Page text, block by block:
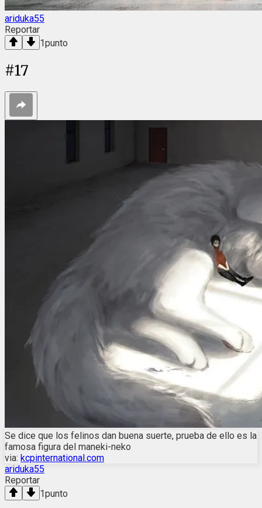
ariduka55
Reportar
1punto
#17
Se dice que los felinos dan buena suerte, prueba de ello es la
famosa figura del maneki-neko
via: kcpinternational.com
ariduka55
Reportar
1punto